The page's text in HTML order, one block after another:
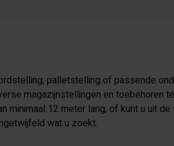
palletstelling of passende
magazijnstellingen en toebehoren
minimaal 12 meter lang, of kunt u uit
wat u zoekt.